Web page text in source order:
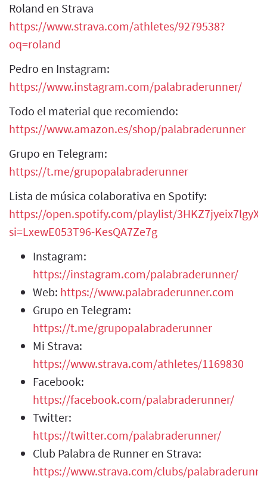
Roland en Strava
https://www.strava.com/athletes/9279538?
oq=roland
Pedro en Instagram:
https://www.instagram.com/palabraderunner/
Todo el material que recomiendo:
https://www.amazon.es/shop/palabraderunner
Grupo en Telegram:
https://t.me/grupopalabraderunner
Lista de música colaborativa en Spotify:
https://open.spotify.com/playlist/
si=LxewE053T96-KesQA7Ze7g
Instagram:
https://instagram.com/palabraderunner/
Web: https://www.palabraderunner.com
Grupo en Telegram:
https://t.me/grupopalabraderunner
Mi Strava:
https://www.strava.com/athletes/1169830
Facebook:
https://facebook.com/palabraderunner/
Twitter:
https://twitter.com/palabraderunner/
Club Palabra de Runner en Strava:
https://www.strava.com/clubs/